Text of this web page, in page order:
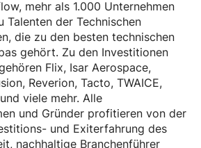
mehr als 1.000 Unternehmen
Talenten der Technischen
die zu den besten technischen
gehört. Zu den Investitionen
Flix, Isar Aerospace,
Reverion, Tacto, TWAICE,
viele mehr. Alle
und Gründer profitieren von der
und Exiterfahrung des
nachhaltige Branchenführer